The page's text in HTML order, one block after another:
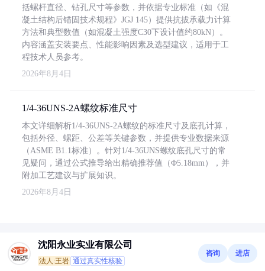
括螺杆直径、钻孔尺寸等参数，并依据专业标准（如《混
凝土结构后锚固技术规程》JGJ 145）提供抗拔承载力计算
方法和典型数值（如混凝土强度C30下设计值约80kN）。
内容涵盖安装要点、性能影响因素及选型建议，适用于工
程技术人员参考。
2026年8月4日
1/4-36UNS-2A螺纹标准尺寸
本文详细解析1/4-36UNS-2A螺纹的标准尺寸及底孔计算，
包括外径、螺距、公差等关键参数，并提供专业数据来源
（ASME B1.1标准）。针对1/4-36UNS螺纹底孔尺寸的常
见疑问，通过公式推导给出精确推荐值（Φ5.18mm），并
附加工艺建议与扩展知识。
2026年8月4日
沈阳永业实业有限公司
法人:王岩 通过真实性核验
咨询 进店